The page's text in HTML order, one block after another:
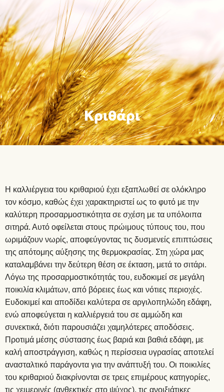
Κριθάρι
Η καλλιέργεια του κριθαριού έχει εξαπλωθεί σε ολόκληρο
τον κόσμο, καθώς έχει χαρακτηριστεί ως το φυτό με την
καλύτερη προσαρμοστικότητα σε σχέση με τα υπόλοιπα
σιτηρά. Αυτό οφείλεται στους πρώιμους τύπους του, που
ωριμάζουν νωρίς, αποφεύγοντας τις δυσμενείς επιπτώσεις
της απότομης αύξησης της θερμοκρασίας. Στη χώρα μας
καταλαμβάνει την δεύτερη θέση σε έκταση, μετά το σιτάρι.
Λόγω της προσαρμοστικότητάς του, ευδοκιμεί σε μεγάλη
ποικιλία κλιμάτων, από βόρειες έως και νότιες περιοχές.
Ευδοκιμεί και αποδίδει καλύτερα σε αργιλοπηλώδη εδάφη,
ενώ αποφεύγεται η καλλιέργειά του σε αμμώδη και
συνεκτικά, διότι παρουσιάζει χαμηλότερες αποδόσεις.
Προτιμά μέσης σύστασης έως βαριά και βαθιά εδάφη, με
καλή αποστράγγιση, καθώς η περίσσεια υγρασίας αποτελεί
ανασταλτικό παράγοντα για την ανάπτυξή του. Οι ποικιλίες
του κριθαριού διακρίνονται σε τρεις επιμέρους κατηγορίες,